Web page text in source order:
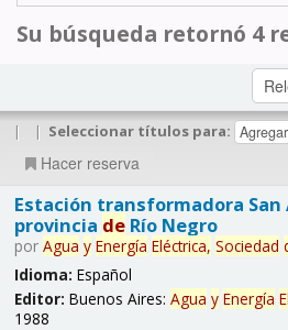
Su búsqueda retornó 4
| | Seleccionar títulos para:
Hacer reserva
Estación transformadora
provincia deRío Negro
por Agua y Energía Eléctrica, Sociedad
Idioma: Español
Editor: Buenos Aires: Agua y Energía
1988